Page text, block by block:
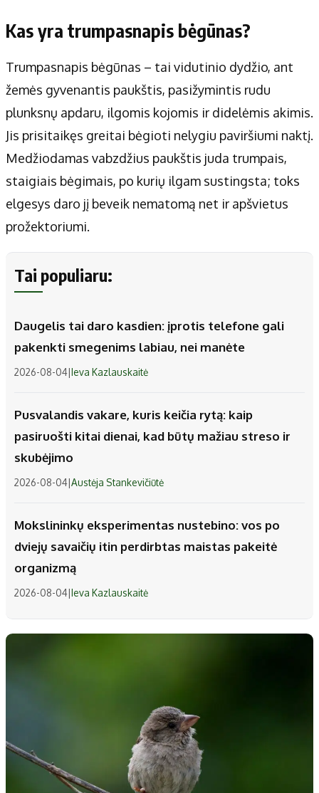
Kas yra trumpasnapis bėgūnas?
Trumpasnapis bėgūnas – tai vidutinio dydžio, ant
žemės gyvenantis paukštis, pasižymintis rudu
plunksnų apdaru, ilgomis kojomis ir didelėmis akimis.
Jis prisitaikęs greitai bėgioti nelygiu paviršiumi naktį.
Medžiodamas vabzdžius paukštis juda trumpais,
staigiais bėgimais, po kurių ilgam sustingsta; toks
elgesys daro jį beveik nematomą net ir apšvietus
prožektoriumi.
Tai populiaru:
Daugelis tai daro kasdien: įprotis telefone gali
pakenkti smegenims labiau, nei manėte
2026-08-04|Ieva Kazlauskaitė
Pusvalandis vakare, kuris keičia rytą: kaip
pasiruošti kitai dienai, kad būtų mažiau streso ir
skubėjimo
2026-08-04|Austėja Stankevičiūtė
Mokslininkų eksperimentas nustebino: vos po
dviejų savaičių itin perdirbtas maistas pakeitė
organizmą
2026-08-04|Ieva Kazlauskaitė